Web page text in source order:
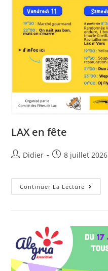
LAX en fête
Didier 8 juillet 2026
Continuer La Lecture